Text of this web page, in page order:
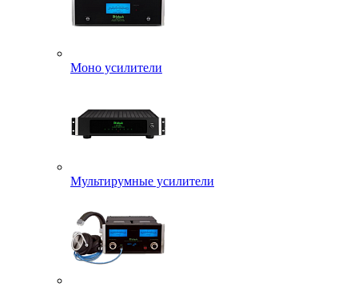
Моно усилители
Мультирумные усилители